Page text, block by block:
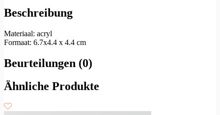
Beschreibung
Materiaal: acryl
Formaat: 6.7x4.4 x 4.4 cm
Beurteilungen (0)
Ähnliche Produkte